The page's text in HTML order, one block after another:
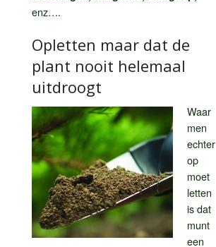
enz….
Opletten maar dat de
plant nooit helemaal
uitdroogt
Waar
men
echter
op
moet
letten
is dat
munt
een